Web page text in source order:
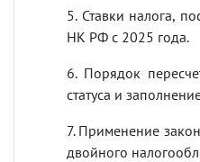
5. Ставки налога,
НК РФ с 2025 года.
6. Порядок
статуса и
7. Применение
двойного